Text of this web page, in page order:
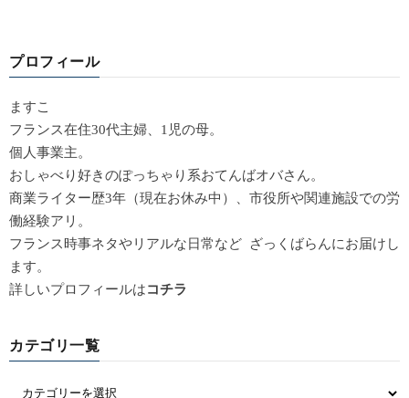
プロフィール
ますこ
フランス在住30代主婦、1児の母。
個人事業主。
おしゃべり好きのぽっちゃり系おてんばオバさん。
商業ライター歴3年（現在お休み中）、市役所や関連施設での労
働経験アリ。
フランス時事ネタやリアルな日常など ざっくばらんにお届けし
ます。
詳しいプロフィールはコチラ
カテゴリ一覧